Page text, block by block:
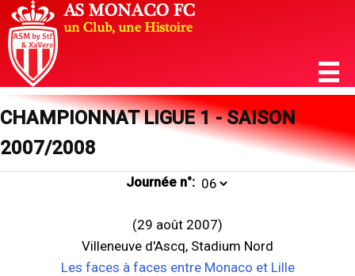
CHAMPIONNAT LIGUE 1 - SAISON
2007/2008
Journée n°:
(29 août 2007)
Villeneuve d'Ascq, Stadium Nord
Les faces à faces entre Monaco et Lille